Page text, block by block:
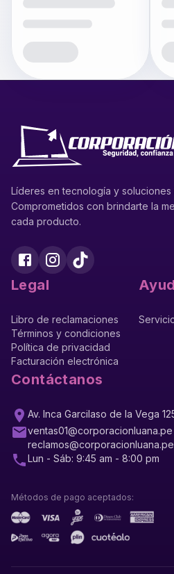
Líderes en tecnología y soluciones
Comprometidos con brindarte la
cada producto.
Legal
Libro de reclamaciones
Términos y condiciones
Política de privacidad
Facturación electrónica
Contáctanos
Av. Inca Garcilaso de la Vega
ventas01@corporacionluana.pe
reclamos@corporacionluana.pe
Lun - Sáb: 9:45 am - 8:00 pm
Métodos de pago aceptados: